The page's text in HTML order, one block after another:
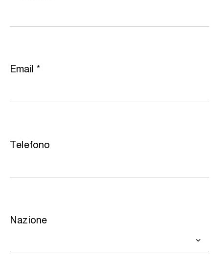
Email *
Telefono
Nazione